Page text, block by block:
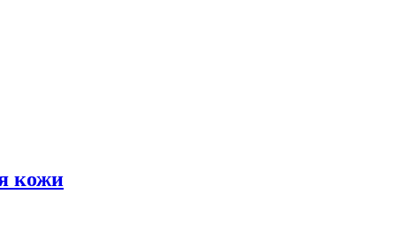
кожи